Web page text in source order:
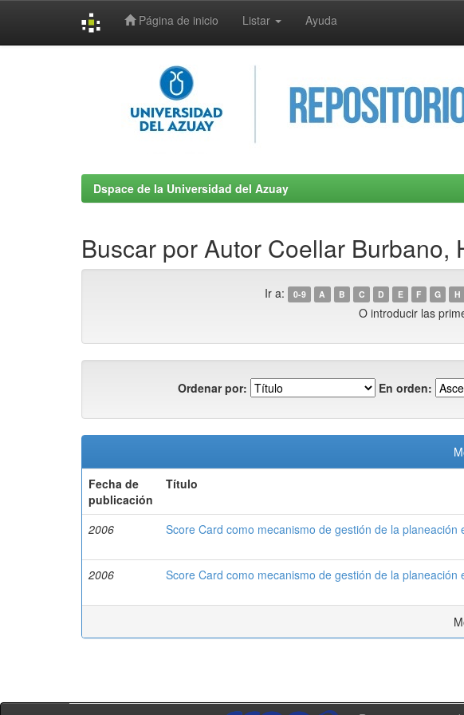
Página de inicio Listar Ayuda
Dspace de la Universidad del Azuay
Buscar por Autor Coellar Burbano,
Ir a: 0-9 A B C D E F G H
O introducir las
Ordenar por: En orden:
Fecha de
publicación
Título
2006 Score Card como mecanismo de gestión de la planeación
2006
Score Card como mecanismo de gestión de la planeación